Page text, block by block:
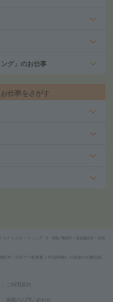
グ」のお仕事
仕事をさがす
ルートスタッフィング
時給1900円！未経験OK！渋谷
験OK！渋谷で一般事務（112423488）の派遣の仕事詳細
ご利用規約
掲載のお問い合わせ